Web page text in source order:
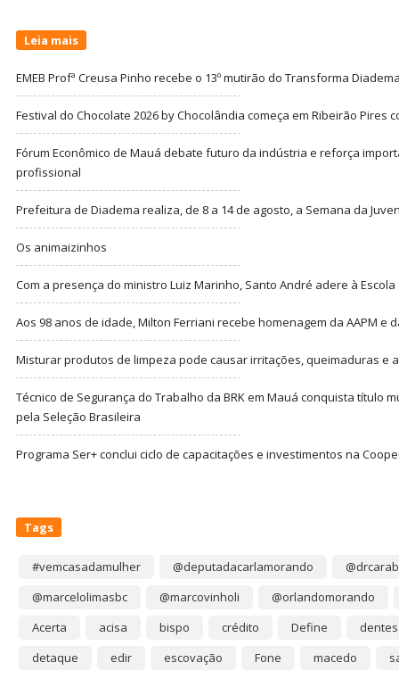
Leia mais
EMEB Profª Creusa Pinho recebe o 13º mutirão do Transforma
Festival do Chocolate 2026 by Chocolândia começa em Ribeirão Pires
Fórum Econômico de Mauá debate futuro da indústria e reforça
profissional
Prefeitura de Diadema realiza, de 8 a 14 de agosto, a Semana da
Os animaizinhos
Com a presença do ministro Luiz Marinho, Santo André adere à
Aos 98 anos de idade, Milton Ferriani recebe homenagem da AAPM e
Misturar produtos de limpeza pode causar irritações, queimaduras e
Técnico de Segurança do Trabalho da BRK em Mauá conquista título
pela Seleção Brasileira
Programa Ser+ conclui ciclo de capacitações e investimentos na
Tags
#vemcasadamulher @deputadacarlamorando
@marcelolimasbc
@marcovinholi
@orlandomorando
Acerta
acisa bispo crédito Define
dentes
detaque
edir escovação Fone macedo